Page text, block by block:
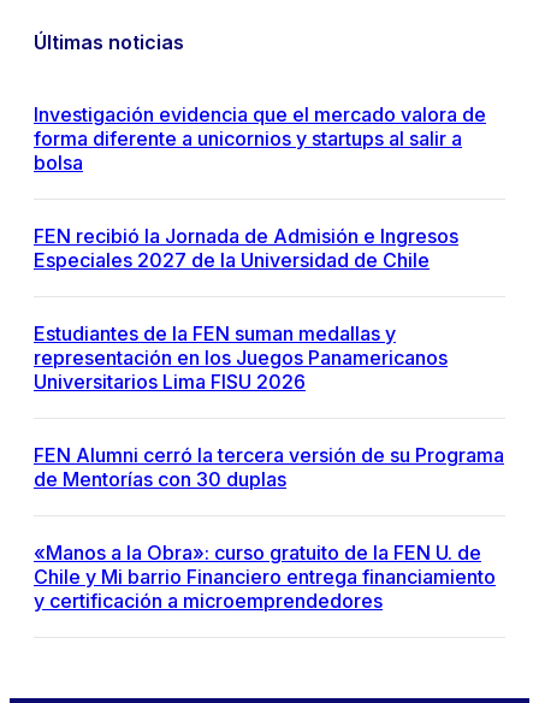
Últimas noticias
Investigación evidencia que el mercado valora de
forma diferente a unicornios y startups al salir a
bolsa
FEN recibió la Jornada de Admisión e Ingresos
Especiales 2027 de la Universidad de Chile
Estudiantes de la FEN suman medallas y
representación en los Juegos Panamericanos
Universitarios Lima FISU 2026
FEN Alumni cerró la tercera versión de su Programa
de Mentorías con 30 duplas
«Manos a la Obra»: curso gratuito de la FEN U. de
Chile y Mi barrio Financiero entrega financiamiento
y certificación a microemprendedores